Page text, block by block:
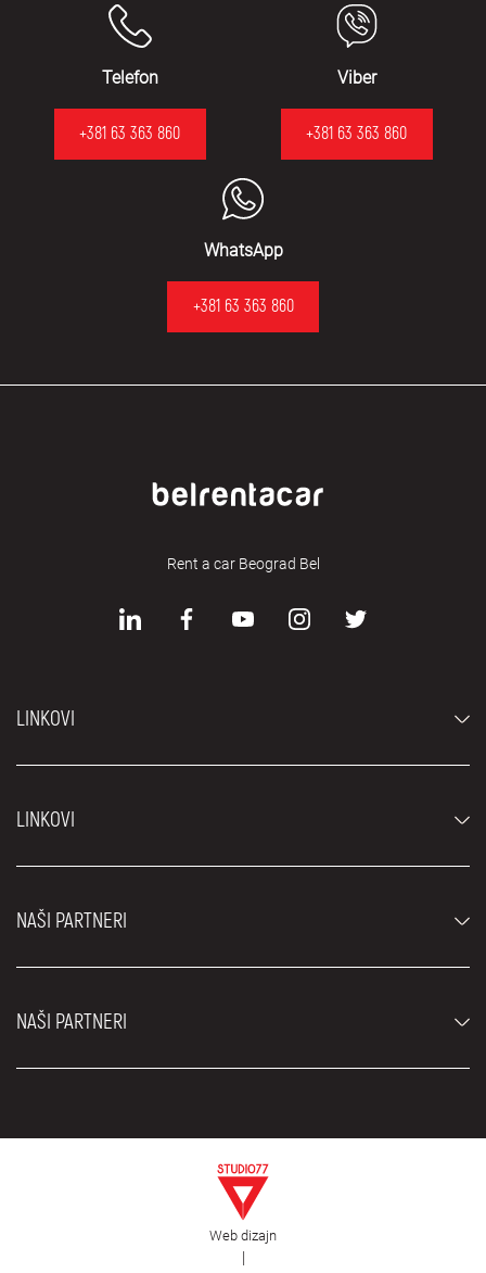
Telefon
+381 63 363 860
Viber
+381 63 363 860
WhatsApp
+381 63 363 860
Rent a car Beograd Bel
LINKOVI
Luksuzni automobili
Cene
LINKOVI
Blog
O nama
NAŠI PARTNERI
Rent a car Beograd Royal
NAŠI PARTNERI
EDePro
Web dizajn
|